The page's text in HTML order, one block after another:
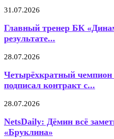
31.07.2026
Главный тренер БК
результате...
28.07.2026
Четырёхкратный
подписал контракт с...
28.07.2026
NetsDaily: Дёмин всё
«Бруклина»